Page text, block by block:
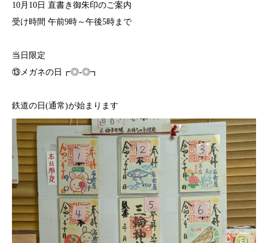
10月10日 直書き御朱印のご案内
受け時間 午前9時～午後5時まで⁡
当日限定
⑬メガネの日┏◎-◎┓
鉄道の日(通常)が始まります